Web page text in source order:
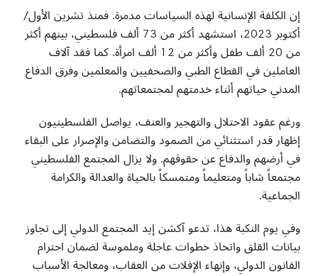
إن الكلفة الإنسانية لهذه السياسات مدمرة. فمنذ تشرين الأول/
أكتوبر 2023، استشهد أكثر من 73 ألف فلسطيني، بينهم أكثر
من 20 ألف طفل وأكثر من 12 ألف امرأة. كما فقد آلاف
العاملين في القطاع الطبي والصحفيين والمعلمين وفرق الدفاع
المدني حياتهم أثناء خدمتهم لمجتمعاتهم.
ورغم عقود الاحتلال والتهجير والعنف، يواصل الفلسطينيون
إظهار قدر استثنائي من الصمود والتضامن والإصرار على البقاء
في أرضهم والدفاع عن حقوقهم. ولا يزال المجتمع الفلسطيني
مجتمعاً شاباً ومتعليماً ومتمسكاً بالحياة والعدالة والكرامة
الجماعية.
وفي يوم النكبة هذا، تدعو آكشن إيد المجتمع الدولي إلى تجاوز
بيانات القلق واتخاذ خطوات عاجلة وملموسة لضمان احترام
القانون الدولي، وإنهاء الإفلات من العقاب، ومعالجة الأسباب